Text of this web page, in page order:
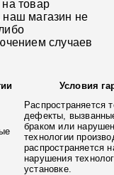
товар
наш магазин не
случаев
Условия
Распространяется
дефекты,
браком или
технологии
распространяется
нарушения
установке.